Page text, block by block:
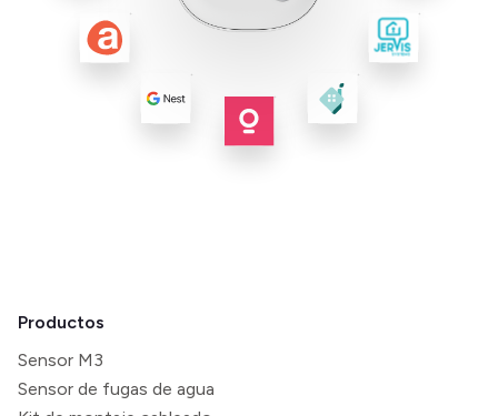
Productos
Sensor M3
Sensor de fugas de agua